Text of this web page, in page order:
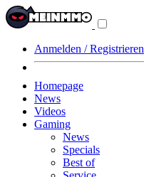
Anmelden / Registrieren
Homepage
News
Videos
Gaming
News
Specials
Best of